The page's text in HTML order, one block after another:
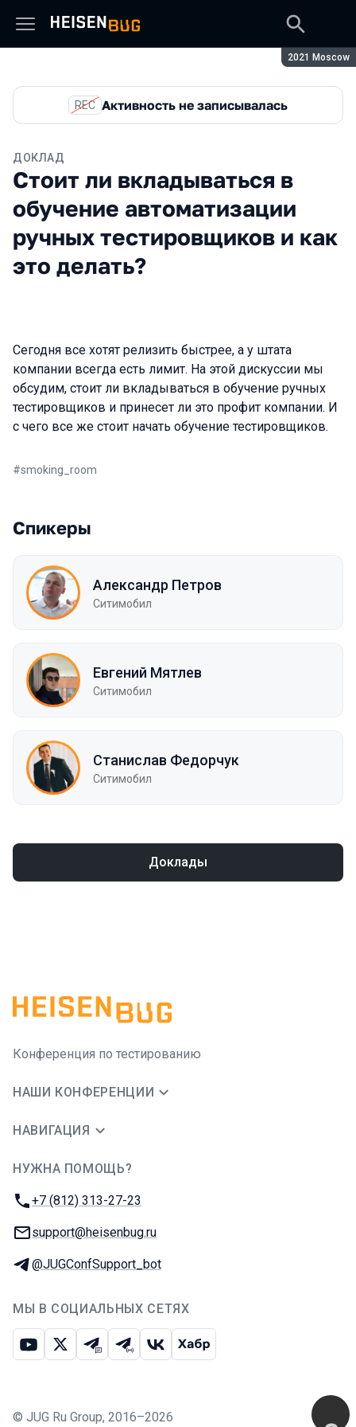
Сезон:
2021 Moscow
REC Активность не записывалась
ДОКЛАД
Стоит ли вкладываться в
обучение автоматизации
ручных тестировщиков и как
это делать?
Сегодня все хотят релизить быстрее, а у штата
компании всегда есть лимит. На этой дискуссии мы
обсудим, стоит ли вкладываться в обучение ручных
тестировщиков и принесет ли это профит компании. И
с чего все же стоит начать обучение тестировщиков.
#smoking_room
Спикеры
Александр Петров
Ситимобил
Евгений Мятлев
Ситимобил
Станислав Федорчук
Ситимобил
Доклады
Конференция по тестированию
НАШИ КОНФЕРЕНЦИИ
НАВИГАЦИЯ
НУЖНА ПОМОЩЬ?
Телефон:
+7 (812) 313-27-23
E-mail:
support@heisenbug.ru
Телеграм:
@JUGConfSupport_bot
МЫ В СОЦИАЛЬНЫХ СЕТЯХ
ЮтубИкс Телеграм-чат
Телеграм-канал
ВКонтакте
Хабр
© JUG Ru Group, 2016–2026